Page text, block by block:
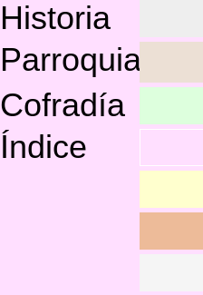
Historia
Parroquia
Cofradía
Índice